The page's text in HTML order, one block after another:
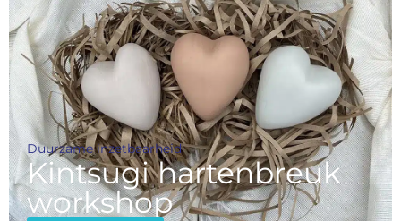
Duurzame inzetbaarheid
Kintsugi hartenbreuk
workshop